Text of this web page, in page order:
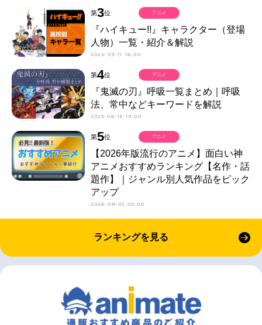
第3位
『ハイキュー!!』キャラクター（登場
人物）一覧・紹介＆解説
2024-03-11 16:00
アニメ
第4位
『鬼滅の刃』呼吸一覧まとめ｜呼吸
法、常中などキーワードを解説
2023-06-15 19:00
アニメ
第5位
【2026年版流行のアニメ】面白い神
アニメおすすめランキング【名作・話
題作】｜ジャンル別人気作品をピック
アップ
2026-08-02 00:00
アニメ
ランキングを見る